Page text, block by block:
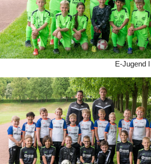
E-Jugend I